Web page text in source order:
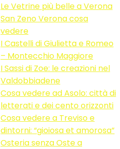
Le Vetrine più belle a Verona
San Zeno Verona cosa
vedere
I Castelli di Giulietta e Romeo
– Montecchio Maggiore
I Sassi di Zoe: le creazioni nel
Valdobbiadene
Cosa vedere ad Asolo: città di
letterati e dei cento orizzonti
Cosa vedere a Treviso e
dintorni: “gioiosa et amorosa”
Osteria senza Oste a